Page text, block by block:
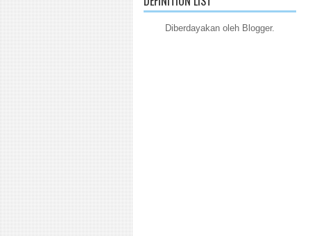
Diberdayakan oleh Blogger.